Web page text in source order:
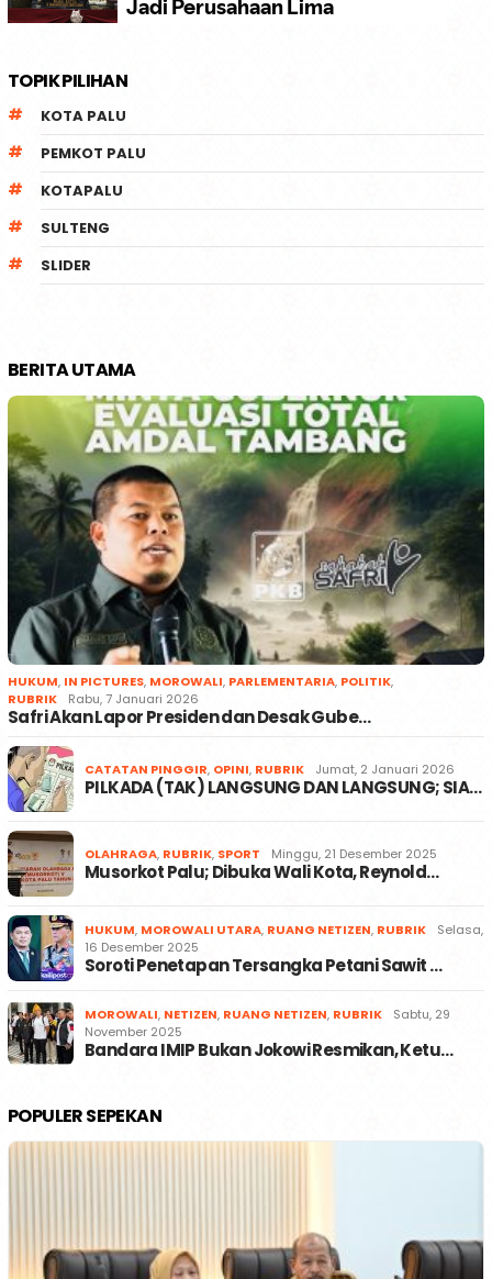
TOPIK PILIHAN
KOTA PALU
PEMKOT PALU
KOTAPALU
SULTENG
SLIDER
BERITA UTAMA
HUKUM, IN PICTURES, MOROWALI, PARLEMENTARIA, POLITIK,
RUBRIK
Rabu, 7 Januari 2026
Safri Akan Lapor Presiden dan Desak Gube…
CATATAN PINGGIR, OPINI, RUBRIK Jumat, 2 Januari 2026
PILKADA (TAK) LANGSUNG DAN LANGSUNG; SIA…
OLAHRAGA, RUBRIK, SPORT Minggu, 21 Desember 2025
Musorkot Palu; Dibuka Wali Kota, Reynold…
HUKUM, MOROWALI UTARA, RUANG NETIZEN, RUBRIK
Selasa,
16 Desember 2025
Soroti Penetapan Tersangka Petani Sawit …
MOROWALI, NETIZEN, RUANG NETIZEN, RUBRIK
Sabtu, 29
November 2025
Bandara IMIP Bukan Jokowi Resmikan, Ketu…
POPULER SEPEKAN